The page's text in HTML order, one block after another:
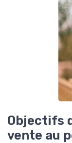
Objectifs
vente au